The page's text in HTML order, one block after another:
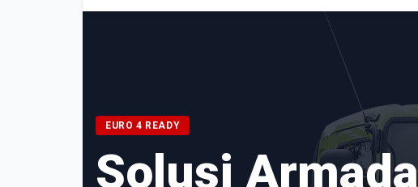
EURO 4 READY
Solusi Armada